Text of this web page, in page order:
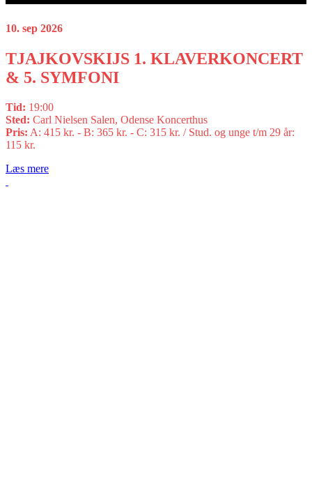
10. sep 2026
TJAJKOVSKIJS 1. KLAVERKONCERT
& 5. SYMFONI
Tid: 19:00
Sted: Carl Nielsen Salen, Odense Koncerthus
Pris: A: 415 kr. - B: 365 kr. - C: 315 kr. / Stud. og unge t/m 29 år:
115 kr.
Læs mere